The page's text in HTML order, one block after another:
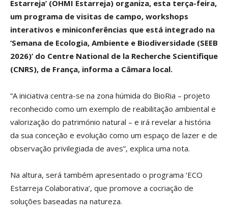
Estarreja’ (OHMI Estarreja) organiza, esta terça-feira,
um programa de visitas de campo, workshops
interativos e miniconferências que está integrado na
‘Semana de Ecologia, Ambiente e Biodiversidade (SEEB
2026)’ do Centre National de la Recherche Scientifique
(CNRS), de França, informa a Câmara local.
“A iniciativa centra-se na zona húmida do BioRia – projeto
reconhecido como um exemplo de reabilitação ambiental e
valorização do património natural – e irá revelar a história
da sua conceção e evolução como um espaço de lazer e de
observação privilegiada de aves”, explica uma nota.
Na altura, será também apresentado o programa ‘ECO
Estarreja Colaborativa’, que promove a cocriação de
soluções baseadas na natureza.